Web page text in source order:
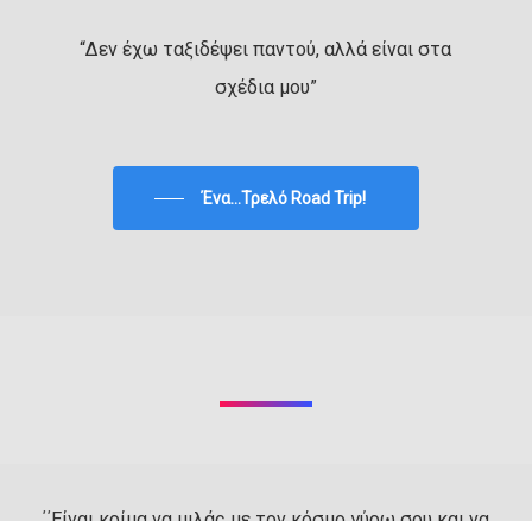
“Δεν έχω ταξιδέψει παντού, αλλά είναι στα
σχέδια μου”
Ένα...Τρελό Road Trip!